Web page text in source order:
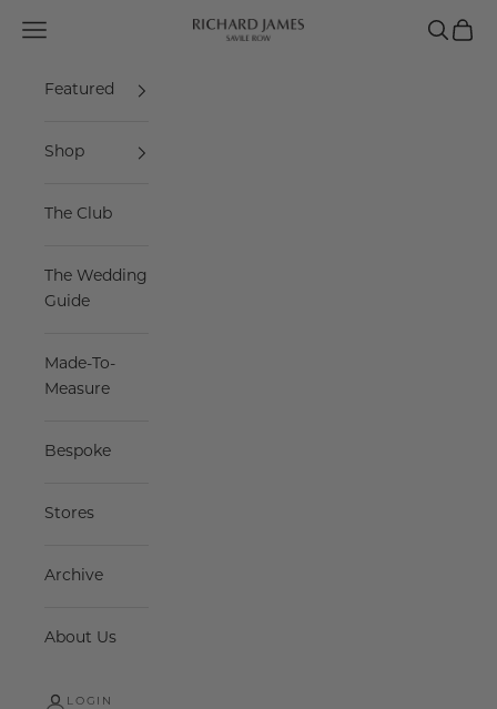
Richard James Savile Row
Navigation menu Search
Cart
Featured
Shop
The Club
The Wedding
Guide
Made-To-
Measure
Bespoke
Stores
Archive
About Us
LOGIN